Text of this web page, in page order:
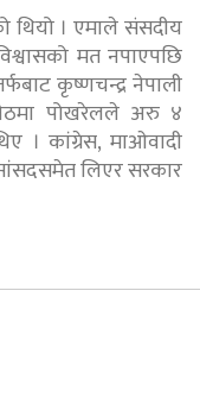
। एमाले संसदीय
मत नपाएपछि
कृष्णचन्द्र नेपाली
पोखरेलले अरु ४
। कांग्रेस, माओवादी
लिएर सरकार